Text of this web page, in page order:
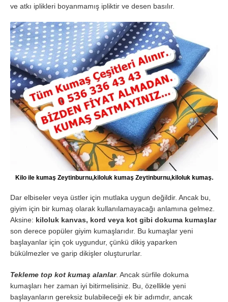
ve atkı iplikleri boyanmamış ipliktir ve desen basılır.
Kilo ile kumaş Zeytinburnu,kiloluk kumaş Zeytinburnu,kiloluk kumaş.
Dar elbiseler veya üstler için mutlaka uygun değildir. Ancak bu,
giyim için bir kumaş olarak kullanılamayacağı anlamına gelmez.
Aksine: kiloluk kanvas, kord veya kot gibi dokuma kumaşlar
son derece popüler giyim kumaşlarıdır. Bu kumaşlar yeni
başlayanlar için çok uygundur, çünkü dikiş yaparken
bükülmezler ve garip dikişler oluştururlar.
Tekleme top kot kumaş alanlar. Ancak sürfile dokuma
kumaşları her zaman iyi bitirmelisiniz. Bu, özellikle yeni
başlayanların gereksiz bulabileceği ek bir adımdır, ancak